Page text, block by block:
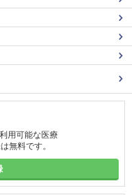
用可能な医療
無料です。